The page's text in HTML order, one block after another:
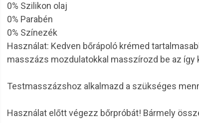
0% Szilikon olaj
0% Parabén
0% Színezék
Használat: Kedven bőrápoló krémed
masszázs mozdulatokkal masszírozd be az így
Testmasszázshoz alkalmazd a szükséges
Használat előtt végezz bőrpróbát! Bármely